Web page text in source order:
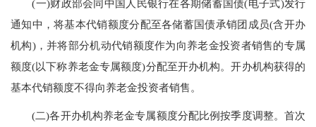
(一)财政部会同中国人民银行在各期储蓄国债(电子式)发行
通知中，将基本代销额度分配至各储蓄国债承销团成员(含开办
机构)，并将部分机动代销额度作为向养老金投资者销售的专属
额度(以下称养老金专属额度)分配至开办机构。开办机构获得的
基本代销额度不得向养老金投资者销售。
(二)各开办机构养老金专属额度分配比例按季度调整。首次